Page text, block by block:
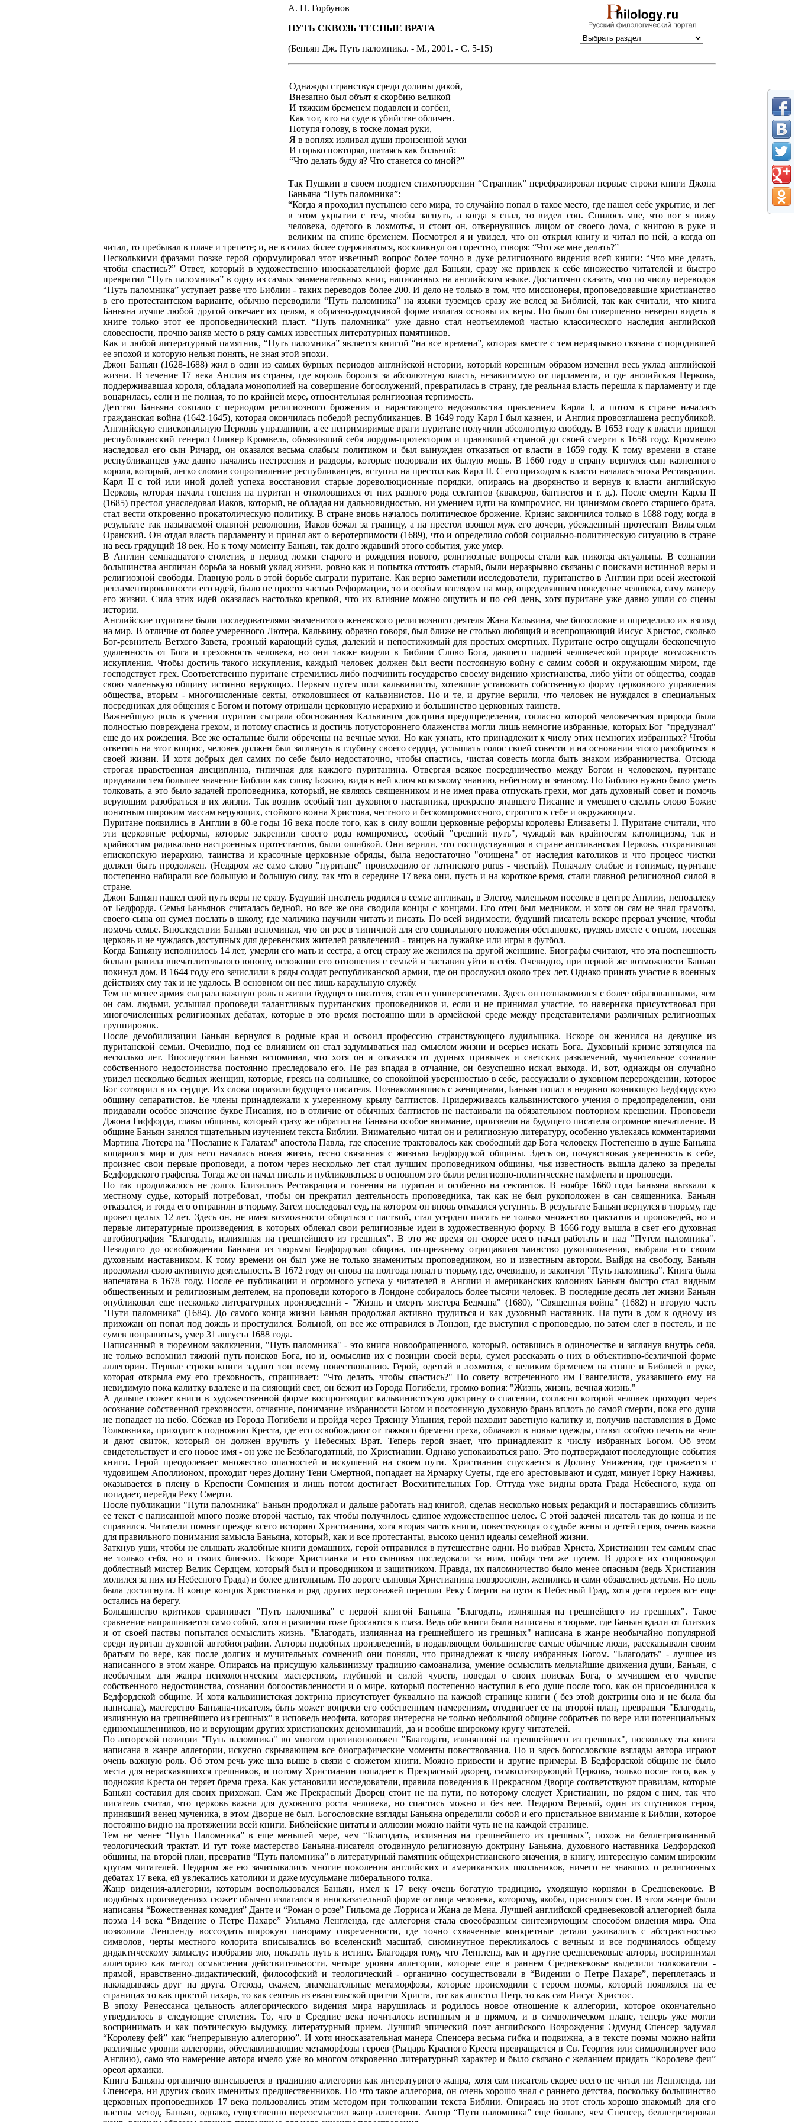
А. Н. Горбунов
ПУТЬ СКВОЗЬ ТЕСНЫЕ ВРАТА
(Беньян Дж. Путь паломника. - М., 2001. - С. 5-15)
Однажды странствуя среди долины дикой,
Внезапно был объят я скорбию великой
И тяжким бременем подавлен и согбен,
Как тот, кто на суде в убийстве обличен.
Потупя голову, в тоске ломая руки,
Я в воплях изливал души пронзенной муки
И горько повторял, шатаясь как больной:
“Что делать буду я? Что станется со мной?”
Так Пушкин в своем позднем стихотворении “Странник” перефразировал первые строки книги Джона
Баньяна “Путь паломника”:
“Когда я проходил пустынею сего мира, то случайно попал в такое место, где нашел себе укрытие, и лег
в этом укрытии с тем, чтобы заснуть, а когда я спал, то видел сон. Снилось мне, что вот я вижу
человека, одетого в лохмотья, и стоит он, отвернувшись лицом от своего дома, с книгою в руке и
великим на спине бременем. Посмотрел я и увидел, что он открыл книгу и читал по ней, а когда он
читал, то пребывал в плаче и трепете; и, не в силах более сдерживаться, воскликнул он горестно, говоря: “Что же мне делать?”
Несколькими фразами позже герой сформулировал этот извечный вопрос более точно в духе религиозного видения всей книги: “Что мне делать,
чтобы спастись?” Ответ, который в художественно иносказательной форме дал Баньян, сразу же привлек к себе множество читателей и быстро
превратил “Путь паломника” в одну из самых знаменательных книг, написанных на английском языке. Достаточно сказать, что по числу переводов
“Путь паломника” уступает разве что Библии - таких переводов более 200. И дело не только в том, что миссионеры, проповедовавшие христианство
в его протестантском варианте, обычно переводили “Путь паломника” на языки туземцев сразу же вслед за Библией, так как считали, что книга
Баньяна лучше любой другой отвечает их целям, в образно-доходчивой форме излагая основы их веры. Но было бы совершенно неверно видеть в
книге только этот ее проповеднический пласт. “Путь паломника” уже давно стал неотъемлемой частью классического наследия английской
словесности, прочно заняв место в ряду самых известных литературных памятников.
Как и любой литературный памятник, “Путь паломника” является книгой “на все времена”, которая вместе с тем неразрывно связана с породившей
ее эпохой и которую нельзя понять, не зная этой эпохи.
Джон Баньян (1628-1688) жил в один из самых бурных периодов английской истории, который коренным образом изменил весь уклад английской
жизни. В течение 17 века Англия из страны, где король боролся за абсолютную власть, независимую от парламента, и где английская Церковь,
поддерживавшая короля, обладала монополией на совершение богослужений, превратилась в страну, где реальная власть перешла к парламенту и где
воцарилась, если и не полная, то по крайней мере, относительная религиозная терпимость.
Детство Баньяна совпало с периодом религиозного брожения и нарастающего недовольства правлением Карла I, а потом в стране началась
гражданская война (1642-1645), которая окончилась победой республиканцев. В 1649 году Карл I был казнен, и Англия провозглашена республикой.
Английскую епископальную Церковь упразднили, а ее непримиримые враги пуритане получили абсолютную свободу. В 1653 году к власти пришел
республиканский генерал Оливер Кромвель, объявивший себя лордом-протектором и правивший страной до своей смерти в 1658 году. Кромвелю
наследовал его сын Ричард, он оказался весьма слабым политиком и был вынужден отказаться от власти в 1659 году. К тому времени в стане
республиканцев уже давно начались нестроения и раздоры, которые подорвали их былую мощь. В 1660 году в страну вернулся сын казненного
короля, который, легко сломив сопротивление республиканцев, вступил на престол как Карл II. С его приходом к власти началась эпоха Реставрации.
Карл II с той или иной долей успеха восстановил старые дореволюционные порядки, опираясь на дворянство и вернув к власти английскую
Церковь, которая начала гонения на пуритан и отколовшихся от них разного рода сектантов (квакеров, баптистов и т. д.). После смерти Карла II
(1685) престол унаследовал Иаков, который, не обладая ни дальновидностью, ни умением идти на компромисс, ни цинизмом своего старшего брата,
стал вести откровенно прокатолическую политику. В стране вновь началось политическое брожение. Кризис закончился только в 1688 году, когда в
результате так называемой славной революции, Иаков бежал за границу, а на престол взошел муж его дочери, убежденный протестант Вильгельм
Оранский. Он отдал власть парламенту и принял акт о веротерпимости (1689), что и определило собой социально-политическую ситуацию в стране
на весь грядущий 18 век. Но к тому моменту Баньян, так долго ждавший этого события, уже умер.
В Англии семнадцатого столетия, в период ломки старого и рождения нового, религиозные вопросы стали как никогда актуальны. В сознании
большинства англичан борьба за новый уклад жизни, ровно как и попытка отстоять старый, были неразрывно связаны с поисками истинной веры и
религиозной свободы. Главную роль в этой борьбе сыграли пуритане. Как верно заметили исследователи, пуританство в Англии при всей жестокой
регламентированности его идей, было не просто частью Реформации, то и особым взглядом на мир, определявшим поведение человека, саму манеру
его жизни. Сила этих идей оказалась настолько крепкой, что их влияние можно ощутить и по сей день, хотя пуритане уже давно ушли со сцены
истории.
Английские пуритане были последователями знаменитого женевского религиозного деятеля Жана Кальвина, чье богословие и определило их взгляд
на мир. В отличие от более умеренного Лютера, Кальвину, образно говоря, был ближе не столько любящий и всепрощающий Иисус Христос, сколько
Бог-ревнитель Ветхого Завета, грозный карающий судья, далекий и непостижимый для простых смертных. Пуритане остро ощущали бесконечную
удаленность от Бога и греховность человека, но они также видели в Библии Слово Бога, давшего падшей человеческой природе возможность
искупления. Чтобы достичь такого искупления, каждый человек должен был вести постоянную войну с самим собой и окружающим миром, где
господствует грех. Соответственно пуритане стремились либо подчинить государство своему видению христианства, либо уйти от общества, создав
свою маленькую общину истинно верующих. Первым путем шли кальвинисты, хотевшие установить собственную форму церковного управления
общества, вторым - многочисленные секты, отколовшиеся от кальвинистов. Но и те, и другие верили, что человек не нуждался в специальных
посредниках для общения с Богом и потому отрицали церковную иерархию и большинство церковных таинств.
Важнейшую роль в учении пуритан сыграла обоснованная Кальвином доктрина предопределения, согласно которой человеческая природа была
полностью повреждена грехом, и потому спастись и достичь потустороннего блаженства могли лишь немногие избранные, которых Бог "предузнал"
еще до их рождения. Все же остальные были обречены на вечные муки. Но как узнать, кто принадлежит к числу этих немногих избранных? Чтобы
ответить на этот вопрос, человек должен был заглянуть в глубину своего сердца, услышать голос своей совести и на основании этого разобраться в
своей жизни. И хотя добрых дел самих по себе было недостаточно, чтобы спастись, чистая совесть могла быть знаком избранничества. Отсюда
строгая нравственная дисциплина, типичная для каждого пуританина. Отвергая всякое посредничество между Богом и человеком, пуритане
придавали тем большее значение Библии как слову Божию, видя в ней ключ ко всякому знанию, небесному и земному. Но Библию нужно было уметь
толковать, а это было задачей проповедника, который, не являясь священником и не имея права отпускать грехи, мог дать духовный совет и помочь
верующим разобраться в их жизни. Так возник особый тип духовного наставника, прекрасно знавшего Писание и умевшего сделать слово Божие
понятным широким массам верующих, стойкого воина Христова, честного и бескомпромиссного, строгого к себе и окружающим.
Пуритане появились в Англии в 60-е годы 16 века после того, как в силу вошли церковные реформы королевы Елизаветы I. Пуритане считали, что
эти церковные реформы, которые закрепили своего рода компромисс, особый "средний путь", чуждый как крайностям католицизма, так и
крайностям радикально настроенных протестантов, были ошибкой. Они верили, что господствующая в стране англиканская Церковь, сохранившая
епископскую иерархию, таинства и красочные церковные обряды, была недостаточно "очищена" от наследия католиков и что процесс чистки
должен быть продолжен. (Недаром же само слово "пуритане" происходило от латинского purus - чистый). Поначалу слабые и гонимые, пуритане
постепенно набирали все большую и большую силу, так что в середине 17 века они, пусть и на короткое время, стали главной религиозной силой в
стране.
Джон Баньян нашел свой путь веры не сразу. Будущий писатель родился в семье англикан, в Элстоу, маленьком поселке в центре Англии, неподалеку
от Бедфорда. Семья Баньянов считалась бедной, но все же она сводила концы с концами. Его отец был медником, и хотя он сам не знал грамоты,
своего сына он сумел послать в школу, где мальчика научили читать и писать. По всей видимости, будущий писатель вскоре прервал учение, чтобы
помочь семье. Впоследствии Баньян вспоминал, что он рос в типичной для его социального положения обстановке, трудясь вместе с отцом, посещая
церковь и не чуждаясь доступных для деревенских жителей развлечений - танцев на лужайке или игры в футбол.
Когда Баньяну исполнилось 14 лет, умерли его мать и сестра, а отец стразу же женился на другой женщине. Биографы считают, что эта поспешность
больно ранила впечатлительного юношу, осложнив его отношения с семьей и заставив уйти в себя. Очевидно, при первой же возможности Баньян
покинул дом. В 1644 году его зачислили в ряды солдат республиканской армии, где он прослужил около трех лет. Однако принять участие в военных
действиях ему так и не удалось. В основном он нес лишь караульную службу.
Тем не менее армия сыграла важную роль в жизни будущего писателя, став его университетами. Здесь он познакомился с более образованными, чем
он сам. людьми, услышал проповеди талантливых пуританских проповедников и, если и не принимал участие, то наверняка присутствовал при
многочисленных религиозных дебатах, которые в это время постоянно шли в армейской среде между представителями различных религиозных
группировок.
После демобилизации Баньян вернулся в родные края и освоил профессию странствующего лудильщика. Вскоре он женился на девушке из
пуританской семьи. Очевидно, под ее влиянием он стал задумываться над смыслом жизни и всерьез искать Бога. Духовный кризис затянулся на
несколько лет. Впоследствии Баньян вспоминал, что хотя он и отказался от дурных привычек и светских развлечений, мучительное сознание
собственного недостоинства постоянно преследовало его. Не раз впадая в отчаяние, он безуспешно искал выхода. И, вот, однажды он случайно
увидел несколько бедных женщин, которые, греясь на солнышке, со спокойной уверенностью в себе, рассуждали о духовном перерождении, которое
Бог сотворил в их сердце. Их слова поразили будущего писателя. Познакомившись с женщинами, Баньян попал в недавно возникшую Бедфордскую
общину сепаратистов. Ее члены принадлежали к умеренному крылу баптистов. Придерживаясь кальвинистского учения о предопределении, они
придавали особое значение букве Писания, но в отличие от обычных баптистов не настаивали на обязательном повторном крещении. Проповеди
Джона Гиффорда, главы общины, который сразу же обратил на Баньяна особое внимание, произвели на будущего писателя огромное впечатление. В
общине Баньян занялся тщательным изучением текста Библии. Внимательно читал он и религиозную литературу, особенно увлекаясь комментариями
Мартина Лютера на "Послание к Галатам" апостола Павла, где спасение трактовалось как свободный дар Бога человеку. Постепенно в душе Баньяна
воцарился мир и для него началась новая жизнь, тесно связанная с жизнью Бедфордской общины. Здесь он, почувствовав уверенность в себе,
произнес свои первые проповеди, а потом через несколько лет стал лучшим проповедником общины, чья известность вышла далеко за пределы
Бедфордского графства. Тогда же он начал писать и публиковаться: в основном это были религиозно-политические памфлеты и проповеди.
Но так продолжалось не долго. Близились Реставрация и гонения на пуритан и особенно на сектантов. В ноябре 1660 года Баньяна вызвали к
местному судье, который потребовал, чтобы он прекратил деятельность проповедника, так как не был рукоположен в сан священника. Баньян
отказался, и тогда его отправили в тюрьму. Затем последовал суд, на котором он вновь отказался уступить. В результате Баньян вернулся в тюрьму, где
провел целых 12 лет. Здесь он, не имея возможности общаться с паствой, стал усердно писать не только множество трактатов и проповедей, но и
первые литературные произведения, в которых облекал свои религиозные идеи в художественную форму. В 1666 году вышла в свет его духовная
автобиография "Благодать, излиянная на грешнейшего из грешных". В это же время он скорее всего начал работать и над "Путем паломника".
Незадолго до освобождения Баньяна из тюрьмы Бедфордская община, по-прежнему отрицавшая таинство рукоположения, выбрала его своим
духовным наставником. К тому времени он был уже не только знаменитым проповедником, но и известным автором. Выйдя на свободу, Баньян
продолжил свою активную деятельность. В 1672 году он снова на полгода попал в тюрьму, где, очевидно, и закончил "Путь паломника". Книга была
напечатана в 1678 году. После ее публикации и огромного успеха у читателей в Англии и американских колониях Баньян быстро стал видным
общественным и религиозным деятелем, на проповеди которого в Лондоне собиралось более тысячи человек. В последние десять лет жизни Баньян
опубликовал еще несколько литературных произведений - "Жизнь и смерть мистера Бедмана" (1680), "Священная война" (1682) и вторую часть
"Пути паломника" (1684). До самого конца жизни Баньян продолжал активно трудиться и как духовный наставник. На пути в дом к одному из
прихожан он попал под дождь и простудился. Больной, он все же отправился в Лондон, где выступил с проповедью, но затем слег в постель, и не
сумев поправиться, умер 31 августа 1688 года.
Написанный в тюремном заключении, "Путь паломника" - это книга новообращенного, который, оставшись в одиночестве и заглянув внутрь себя,
не только вспомнил тяжкий путь поисков Бога, но и, осмыслив их с позиции своей веры, сумел рассказать о них в объективно-безличной форме
аллегории. Первые строки книги задают тон всему повествованию. Герой, одетый в лохмотья, с великим бременем на спине и Библией в руке,
которая открыла ему его греховность, спрашивает: "Что делать, чтобы спастись?" По совету встреченного им Евангелиста, указавшего ему на
невидимую пока калитку вдалеке и на сияющий свет, он бежит из Города Погибели, громко вопия: "Жизнь, жизнь, вечная жизнь."
А дальше сюжет книги в художественной форме воспроизводит кальвинистскую доктрину о спасении, согласно которой человек проходит через
осознание собственной греховности, отчаяние, понимание избранности Богом и постоянную духовную брань вплоть до самой смерти, пока его душа
не попадает на небо. Сбежав из Города Погибели и пройдя через Трясину Уныния, герой находит заветную калитку и, получив наставления в Доме
Толковника, приходит к подножию Креста, где его освобождают от тяжкого бремени греха, облачают в новые одежды, ставят особую печать на челе
и дают свиток, который он должен вручить у Небесных Врат. Теперь герой знает, что принадлежит к числу избранных Богом. Об этом
свидетельствует и его новое имя - он уже не Безблагодатный, но Христианин. Однако успокаиваться рано. Это подтверждают последующие события
книги. Герой преодолевает множество опасностей и искушений на своем пути. Христианин спускается в Долину Унижения, где сражается с
чудовищем Аполлионом, проходит через Долину Тени Смертной, попадает на Ярмарку Суеты, где его арестовывают и судят, минует Горку Наживы,
оказывается в плену в Крепости Сомнения и лишь потом достигает Восхитительных Гор. Оттуда уже видны врата Града Небесного, куда он
попадает, перейдя Реку Смерти.
После публикации "Пути паломника" Баньян продолжал и дальше работать над книгой, сделав несколько новых редакций и постаравшись сблизить
ее текст с написанной много позже второй частью, так чтобы получилось единое художественное целое. С этой задачей писатель так до конца и не
справился. Читатели помнят прежде всего историю Христианина, хотя вторая часть книги, повествующая о судьбе жены и детей героя, очень важна
для правильного понимания замысла Баньяна, который, как и все протестанты, высоко ценил идеалы семейной жизни.
Заткнув уши, чтобы не слышать жалобные книги домашних, герой отправился в путешествие один. Но выбрав Христа, Христианин тем самым спас
не только себя, но и своих близких. Вскоре Христианка и его сыновья последовали за ним, пойдя тем же путем. В дороге их сопровождал
доблестный мистер Велик Сердцем, который был и проводником и защитником. Правда, их паломничество было менее опасным (ведь Христианин
молился за них из Небесного Града) и более длительным. По дороге сыновья Христианина повзрослели, женились и сами обзавелись детьми. Но цель
была достигнута. В конце концов Христианка и ряд других персонажей перешли Реку Смерти на пути в Небесный Град, хотя дети героев все еще
остались на берегу.
Большинство критиков сравнивает "Путь паломника" с первой книгой Баньяна "Благодать, излиянная на грешнейшего из грешных". Такое
сравнение напрашивается само собой, хотя и различия тоже бросаются в глаза. Ведь обе книги были написаны в тюрьме, где Баньян вдали от близких
и от своей паствы попытался осмыслить жизнь. "Благодать, излиянная на грешнейшего из грешных" написана в жанре необычайно популярной
среди пуритан духовной автобиографии. Авторы подобных произведений, в подавляющем большинстве самые обычные люди, рассказывали своим
братьям по вере, как после долгих и мучительных сомнений они поняли, что принадлежат к числу избранных Богом. "Благодать" - лучшее из
написанного в этом жанре. Опираясь на присущую кальвинизму традицию самоанализа, умение осмыслить мельчайшие движения души, Баньян, с
необычным для жанра психологическим мастерством, глубиной и силой чувств, поведал о своих поисках Бога, о мучившем его чувстве
собственного недостоинства, сознании богооставленности и о мире, который постепенно наступил в его душе после того, как он присоединился к
Бедфордской общине. И хотя кальвинистская доктрина присутствует буквально на каждой странице книги ( без этой доктрины она и не была бы
написана), мастерство Баньяна-писателя, быть может вопреки его собственным намерениям, отодвигает ее на второй план, превращая "Благодать,
излиянную на грешнейшего из грешных" в исповедь неофита, которая интересна не только небольшой общине собратьев по вере или потенциальных
единомышленников, но и верующим других христианских деноминаций, да и вообще широкому кругу читателей.
По авторской позиции "Путь паломника" во многом противоположен "Благодати, излиянной на грешнейшего из грешных", поскольку эта книга
написана в жанре аллегории, искусно скрывающем все биографические моменты повествования. Но и здесь богословские взгляды автора играют
очень важную роль. Об этом речь уже шла выше в связи с сюжетом книги. Можно привести и другие примеры. В Бедфордской общине не было
места для нераскаявшихся грешников, и потому Христианин попадает в Прекрасный дворец, символизирующий Церковь, только после того, как у
подножия Креста он теряет бремя греха. Как установили исследователи, правила поведения в Прекрасном Дворце соответствуют правилам, которые
Баньян составил для своих прихожан. Сам же Прекрасный Дворец стоит не на пути, по которому следует Христианин, но рядом с ним, так что
писатель считал, что церковь важна для духовного роста человека, но спастись можно и без нее. Недаром Верный, один из спутников героя,
принявший венец мученика, в этом Дворце не был. Богословские взгляды Баньяна определили собой и его пристальное внимание к Библии, которое
постоянно видно на протяжении всей книги. Библейские цитаты и аллюзии можно найти чуть не на каждой странице.
Тем не менее “Путь Паломника” в еще меньшей мере, чем “Благодать, излиянная на грешнейшего из грешных”, похож на беллетризованный
теологический трактат. И тут тоже мастерство Баньяна-писателя отодвинуло религиозную доктрину Баньяна, духовного наставника Бедфордской
общины, на второй план, превратив “Путь паломника” в литературный памятник общехристианского значения, в книгу, интересную самим широким
кругам читателей. Недаром же ею зачитывались многие поколения английских и американских школьников, ничего не знавших о религиозных
дебатах 17 века, ей увлекались католики и даже мусульмане либерального толка.
Жанр видения-аллегории, которым воспользовался Баньян, имел к 17 веку очень богатую традицию, уходящую корнями в Средневековье. В
подобных произведениях сюжет обычно излагался в иносказательной форме от лица человека, которому, якобы, приснился сон. В этом жанре были
написаны “Божественная комедия” Данте и “Роман о розе” Гильома де Лорриса и Жана де Мена. Лучшей английской средневековой аллегорией была
поэма 14 века “Видение о Петре Пахаре” Уильяма Ленгленда, где аллегория стала своеобразным синтезирующим способом видения мира. Она
позволила Ленгленду воссоздать широкую панораму современности, где точно схваченные конкретные детали уживались с абстрактностью
символов, черты местного колорита вписывались во вселенский масштаб, сиюминутное перекликалось с вечным и все подчинялось общему
дидактическому замыслу: изобразив зло, показать путь к истине. Благодаря тому, что Ленгленд, как и другие средневековые авторы, воспринимал
аллегорию как метод осмысления действительности, четыре уровня аллегории, которые еще в раннем Средневековье выделили толкователи -
прямой, нравственно-дидактический, философский и теологический - органично сосуществовали в “Видении о Петре Пахаре”, переплетаясь и
накладываясь друг на друга. Отсюда, скажем, знаменательные метаморфозы, которые происходили с героем поэмы, который появлялся на ее
страницах то как простой пахарь, то как сеятель из евангельской притчи Христа, тот как апостол Петр, то как сам Иисус Христос.
В эпоху Ренессанса цельность аллегорического видения мира нарушилась и родилось новое отношение к аллегории, которое окончательно
утвердилось в следующие столетия. То, что в Средние века почиталось истинным и в прямом, и в символическом плане, теперь уже могли
воспринимать и как поэтическую выдумку, литературный прием. Лучший эпический поэт английского Возрождения Эдмунд Спенсер задумал
“Королеву фей” как “непрерывную аллегорию”. И хотя иносказательная манера Спенсера весьма гибка и подвижна, а в тексте поэмы можно найти
различные уровни аллегории, обуславливающие метаморфозы героев (Рыцарь Красного Креста превращается в Св. Георгия или символизирует всю
Англию), само это намерение автора имело уже во многом откровенно литературный характер и было связано с желанием придать “Королеве феи”
ореол архаики.
Книга Баньяна органично вписывается в традицию аллегории как литературного жанра, хотя сам писатель скорее всего не читал ни Ленгленда, ни
Спенсера, ни других своих именитых предшественников. Но что такое аллегория, он очень хорошо знал с раннего детства, поскольку большинство
церковных проповедников 17 века пользовались этим методом при толковании текста Библии. Опираясь на этот столь хорошо знакомый для его
паствы метод, Баньян, однако, существенно переосмыслил жанр аллегории. Автор “Пути паломника” еще больше, чем Спенсер, беллетрезировал